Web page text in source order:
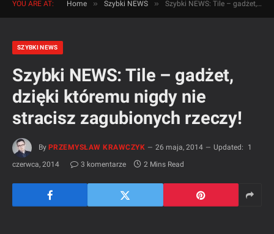
YOU ARE AT: Home » Szybki NEWS » Szybki NEWS: Tile – gadżet, dzięki któremu nigdy nie stracisz zagubionych rzeczy!
SZYBKI NEWS
Szybki NEWS: Tile – gadżet,
dzięki któremu nigdy nie
stracisz zagubionych rzeczy!
By PRZEMYSŁAW KRAWCZYK 26 maja, 2014 Updated:
1
czerwca, 2014
3 komentarze 2 Mins Read